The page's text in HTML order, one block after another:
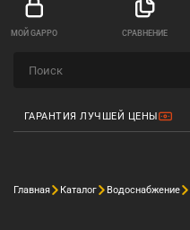
МОЙ GAPPO СРАВНЕНИЕ
ГАРАНТИЯ ЛУЧШЕЙ ЦЕНЫ
Главная Каталог Водоснабжение